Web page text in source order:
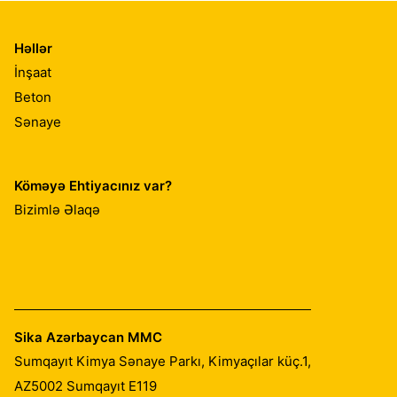
Həllər
İnşaat
Beton
Sənaye
Köməyə Ehtiyacınız var?
Bizimlə Əlaqə
Sika Azərbaycan MMC
Sumqayıt Kimya Sənaye Parkı, Kimyaçılar küç.1,
AZ5002 Sumqayıt E119